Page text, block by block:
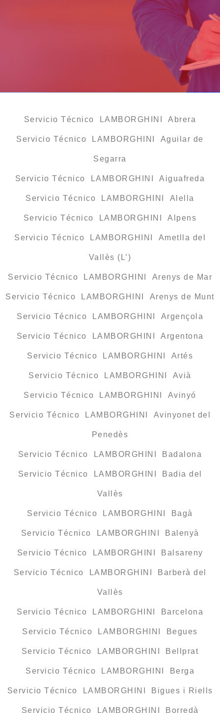
Servicio Técnico LAMBORGHINI Abrera
Servicio Técnico LAMBORGHINI Aguilar de
Segarra
Servicio Técnico LAMBORGHINI Aiguafreda
Servicio Técnico LAMBORGHINI Alella
Servicio Técnico LAMBORGHINI Alpens
Servicio Técnico LAMBORGHINI Ametlla del
Vallès (L’)
Servicio Técnico LAMBORGHINI Arenys de Mar
Servicio Técnico LAMBORGHINI Arenys de Munt
Servicio Técnico LAMBORGHINI Argençola
Servicio Técnico LAMBORGHINI Argentona
Servicio Técnico LAMBORGHINI Artés
Servicio Técnico LAMBORGHINI Avià
Servicio Técnico LAMBORGHINI Avinyó
Servicio Técnico LAMBORGHINI Avinyonet del
Penedès
Servicio Técnico LAMBORGHINI Badalona
Servicio Técnico LAMBORGHINI Badia del
Vallès
Servicio Técnico LAMBORGHINI Bagà
Servicio Técnico LAMBORGHINI Balenyà
Servicio Técnico LAMBORGHINI Balsareny
Servicio Técnico LAMBORGHINI Barberà del
Vallès
Servicio Técnico LAMBORGHINI Barcelona
Servicio Técnico LAMBORGHINI Begues
Servicio Técnico LAMBORGHINI Bellprat
Servicio Técnico LAMBORGHINI Berga
Servicio Técnico LAMBORGHINI Bigues i Riells
Servicio Técnico LAMBORGHINI Borredà